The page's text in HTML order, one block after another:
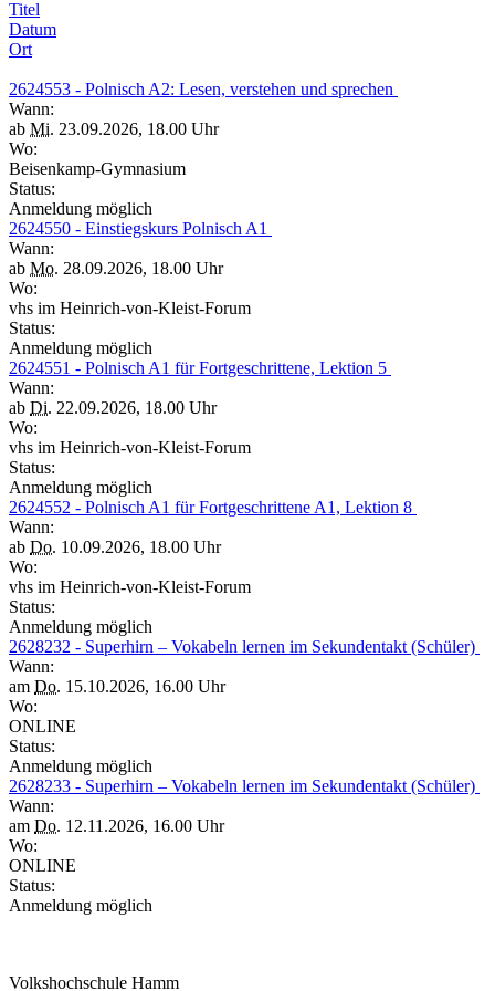
Titel
Datum
Ort
2624553 - Polnisch A2: Lesen, verstehen und sprechen
Wann:
ab Mi. 23.09.2026, 18.00 Uhr
Wo:
Beisenkamp-Gymnasium
Status:
Anmeldung möglich
2624550 - Einstiegskurs Polnisch A1
Wann:
ab Mo. 28.09.2026, 18.00 Uhr
Wo:
vhs im Heinrich-von-Kleist-Forum
Status:
Anmeldung möglich
2624551 - Polnisch A1 für Fortgeschrittene, Lektion 5
Wann:
ab Di. 22.09.2026, 18.00 Uhr
Wo:
vhs im Heinrich-von-Kleist-Forum
Status:
Anmeldung möglich
2624552 - Polnisch A1 für Fortgeschrittene A1, Lektion 8
Wann:
ab Do. 10.09.2026, 18.00 Uhr
Wo:
vhs im Heinrich-von-Kleist-Forum
Status:
Anmeldung möglich
2628232 - Superhirn – Vokabeln lernen im Sekundentakt (Schüler)
Wann:
am Do. 15.10.2026, 16.00 Uhr
Wo:
ONLINE
Status:
Anmeldung möglich
2628233 - Superhirn – Vokabeln lernen im Sekundentakt (Schüler)
Wann:
am Do. 12.11.2026, 16.00 Uhr
Wo:
ONLINE
Status:
Anmeldung möglich
Volkshochschule Hamm